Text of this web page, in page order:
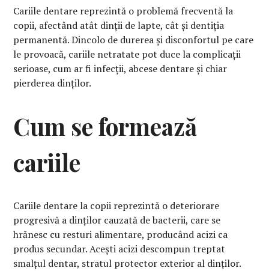
Cariile dentare reprezintă o problemă frecventă la
copii, afectând atât dinții de lapte, cât și dentiția
permanentă. Dincolo de durerea și disconfortul pe care
le provoacă, cariile netratate pot duce la complicații
serioase, cum ar fi infecții, abcese dentare și chiar
pierderea dinților.
Cum se formează
cariile
Cariile dentare la copii reprezintă o deteriorare
progresivă a dinților cauzată de bacterii, care se
hrănesc cu resturi alimentare, producând acizi ca
produs secundar. Acești acizi descompun treptat
smalțul dentar, stratul protector exterior al dinților.